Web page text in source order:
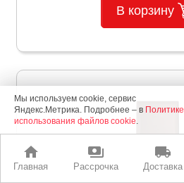
home
Главная
payments
Рассрочка
local_shipping
Доставка
В корзину
Мы используем cookie, сервис
Яндекс.Метрика. Подробнее – в Политике
использования файлов cookie.